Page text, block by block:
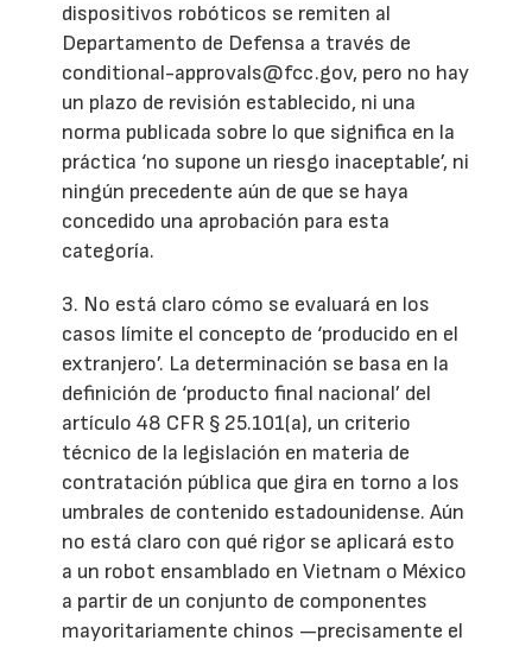
dispositivos robóticos se remiten al
Departamento de Defensa a través de
conditional-approvals@fcc.gov, pero no hay
un plazo de revisión establecido, ni una
norma publicada sobre lo que significa en la
práctica ‘no supone un riesgo inaceptable’, ni
ningún precedente aún de que se haya
concedido una aprobación para esta
categoría.
3. No está claro cómo se evaluará en los
casos límite el concepto de ‘producido en el
extranjero’. La determinación se basa en la
definición de ‘producto final nacional’ del
artículo 48 CFR § 25.101(a), un criterio
técnico de la legislación en materia de
contratación pública que gira en torno a los
umbrales de contenido estadounidense. Aún
no está claro con qué rigor se aplicará esto
a un robot ensamblado en Vietnam o México
a partir de un conjunto de componentes
mayoritariamente chinos —precisamente el